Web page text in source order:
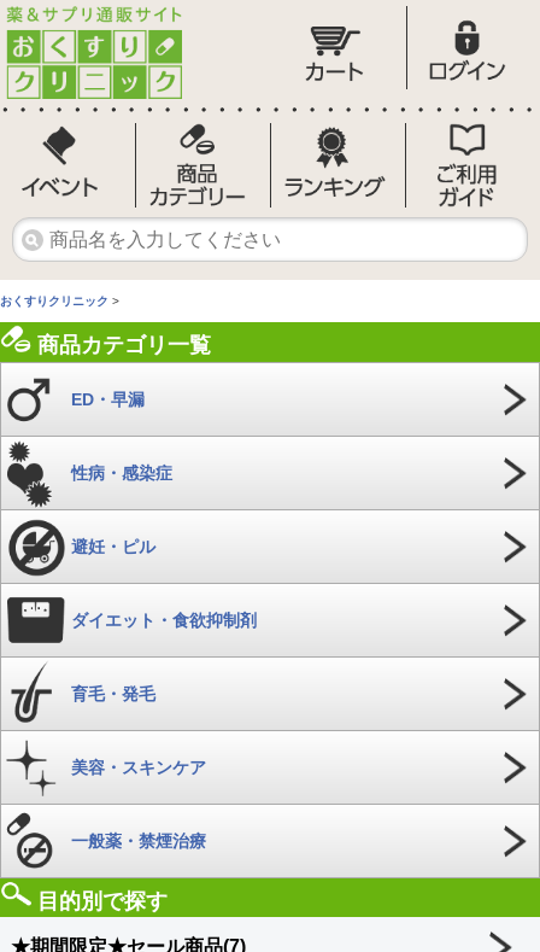
おくすりクリニック >
商品カテゴリ一覧
ED・早漏
性病・感染症
避妊・ピル
ダイエット・食欲抑制剤
育毛・発毛
美容・スキンケア
一般薬・禁煙治療
目的別で探す
★期間限定★セール商品(7)